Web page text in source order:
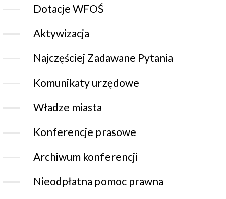
Dotacje WFOŚ
Aktywizacja
Najczęściej Zadawane Pytania
Komunikaty urzędowe
Władze miasta
Konferencje prasowe
Archiwum konferencji
Nieodpłatna pomoc prawna